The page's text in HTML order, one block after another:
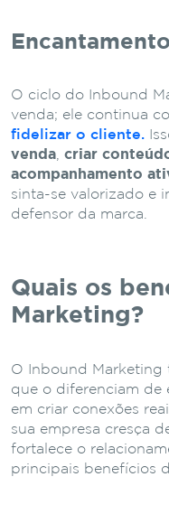
Encantamento
O ciclo do Inbound
venda; ele continua
fidelizar o cliente.
venda criar
acompanhamento
sinta-se valorizado e
defensor da marca.
Quais os
Marketing?
O Inbound Marketing
que o diferenciam de
em criar conexões
sua empresa cresça
fortalece o
principais benefícios